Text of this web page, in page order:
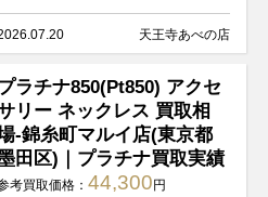
天王寺あべの店
ラチナ850(Pt850) アクセ
リー ネックレス 買取相
-錦糸町マルイ店(東京都
田区)｜プラチナ買取実績
考買取価格：44,300円